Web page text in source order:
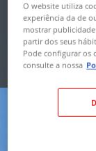
Pesquisa
O website utiliza
experiência da de
mostrar
partir dos seus
Pode configurar os
consulte a nossa